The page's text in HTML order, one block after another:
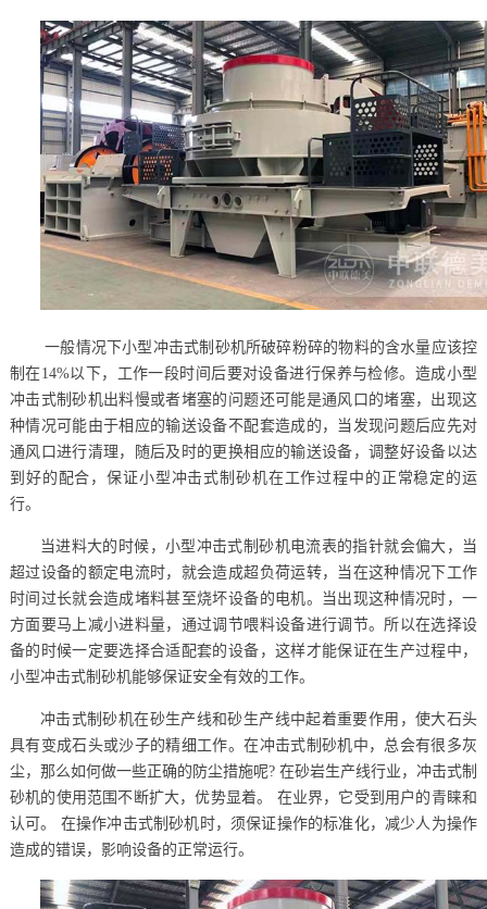
一般情况下小型冲击式制砂机所破碎粉碎的物料的含水量应该控
制在14%以下，工作一段时间后要对设备进行保养与检修。造成小型
冲击式制砂机出料慢或者堵塞的问题还可能是通风口的堵塞，出现这
种情况可能由于相应的输送设备不配套造成的，当发现问题后应先对
通风口进行清理，随后及时的更换相应的输送设备，调整好设备以达
到好的配合，保证小型冲击式制砂机在工作过程中的正常稳定的运
行。
当进料大的时候，小型冲击式制砂机电流表的指针就会偏大，当
超过设备的额定电流时，就会造成超负荷运转，当在这种情况下工作
时间过长就会造成堵料甚至烧坏设备的电机。当出现这种情况时，一
方面要马上减小进料量，通过调节喂料设备进行调节。所以在选择设
备的时候一定要选择合适配套的设备，这样才能保证在生产过程中，
小型冲击式制砂机能够保证安全有效的工作。
冲击式制砂机在砂生产线和砂生产线中起着重要作用，使大石头
具有变成石头或沙子的精细工作。在冲击式制砂机中，总会有很多灰
尘，那么如何做一些正确的防尘措施呢? 在砂岩生产线行业，冲击式制
砂机的使用范围不断扩大，优势显着。 在业界，它受到用户的青睐和
认可。 在操作冲击式制砂机时，须保证操作的标准化，减少人为操作
造成的错误，影响设备的正常运行。